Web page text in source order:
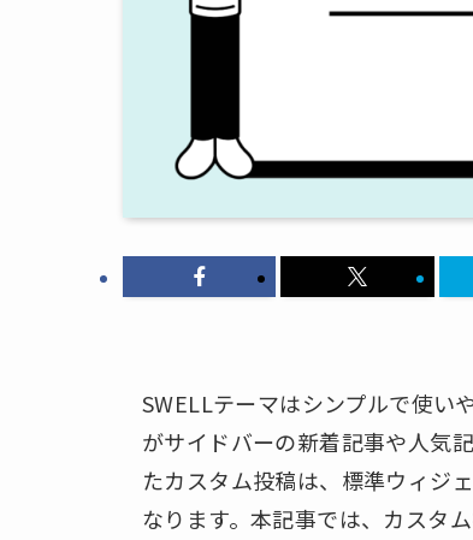
SWELLテーマはシンプルで使
がサイドバーの新着記事や人気
たカスタム投稿は、標準ウィジ
なります。本記事では、カスタ